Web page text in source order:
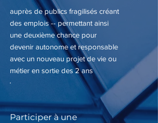
auprès de publics fragilisés créant
des emplois -- permettant ainsi
une deuxième chance pour
devenir autonome et responsable
avec un nouveau projet de vie ou
métier en sortie des 2 ans
Participer à une